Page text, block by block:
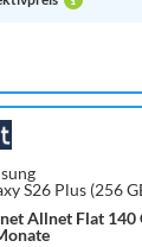
S26 Plus (256
Allnet Flat 140